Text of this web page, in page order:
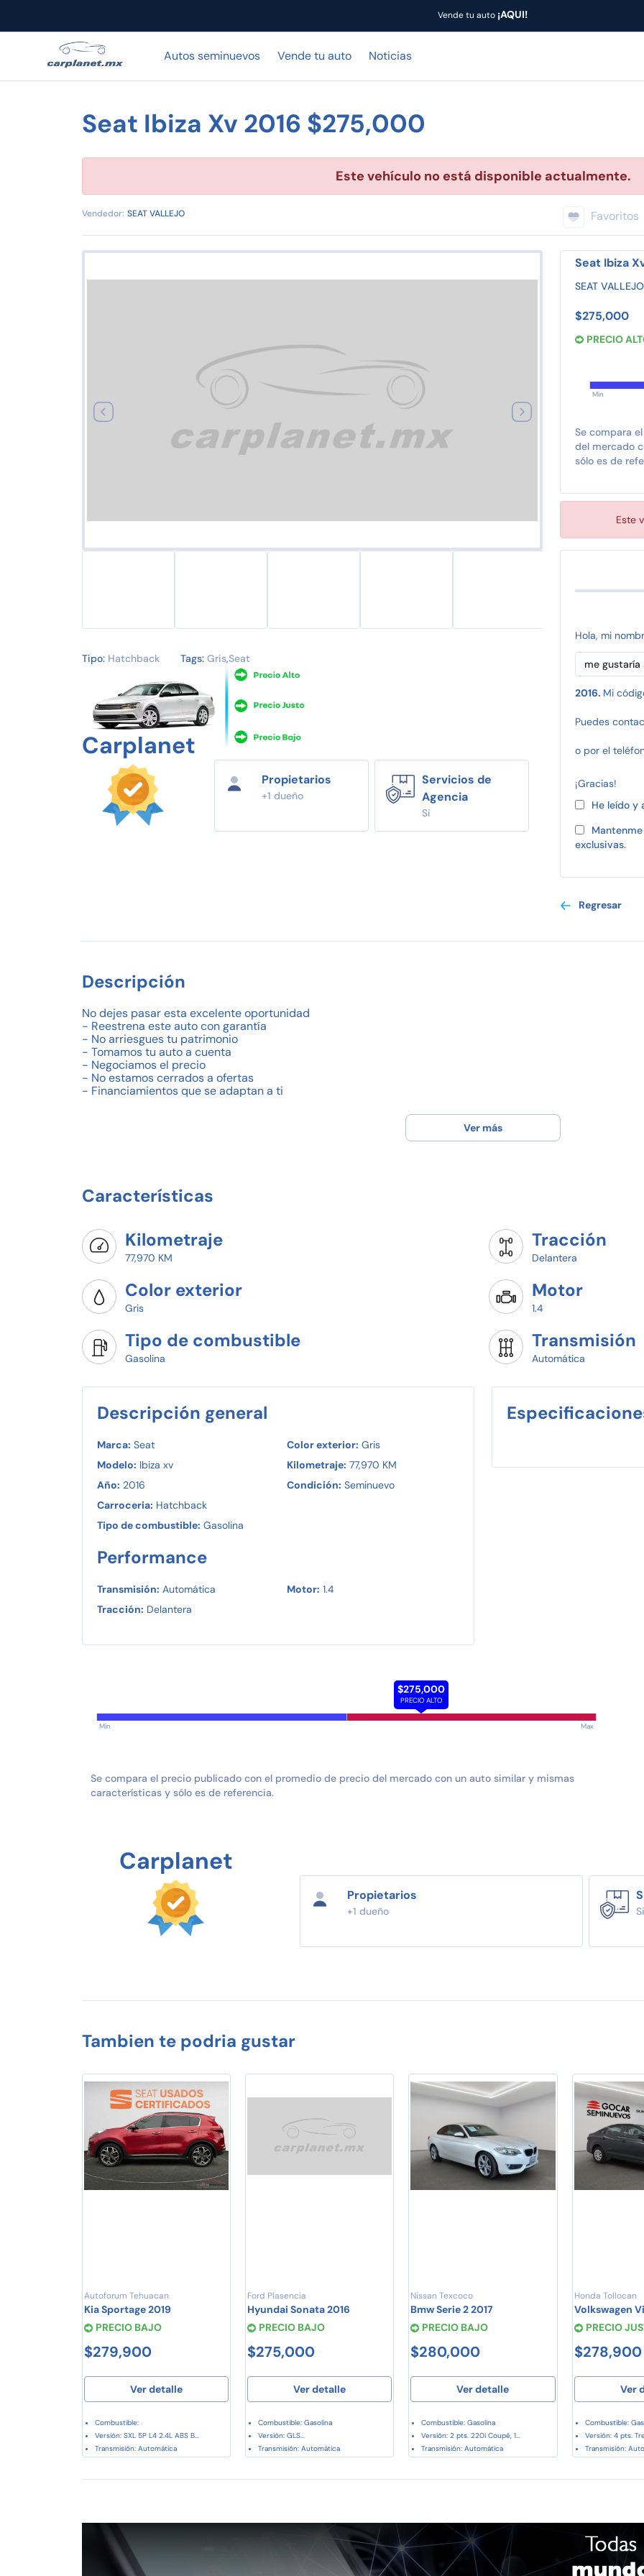
Vende tu auto¡AQUI!
Autos seminuevos Vende tu auto Noticias
Seat Ibiza Xv 2016 $275,000
Este vehículo no está disponible actualmente.
Vendedor: SEAT VALLEJO Favoritos
Tipo: Hatchback Tags: Gris,Seat
Carplanet
Propietarios
+1 dueño
Servicios de
Agencia
Si
Seat Ibiza
SEAT VALLEJO
$275,000
PRECIO
Min
Se compara
del mercado
sólo es de
Este
Hola, mi
2016. Mi
Puedes
o por el
¡Gracias!
He leído
exclusivas.
Regresar
Descripción
No dejes pasar esta excelente oportunidad
- Reestrena este auto con garantía
- No arriesgues tu patrimonio
- Tomamos tu auto a cuenta
- Negociamos el precio
- No estamos cerrados a ofertas
- Financiamientos que se adaptan a ti
Ver más
Características
Kilometraje
77,970 KM
Tracción
Delantera
Color exterior
Gris
Motor
1.4
Tipo de combustible
Gasolina
Transmisión
Automática
Descripción general
Marca: Seat
Modelo: Ibiza xv
Año: 2016
Carroceria: Hatchback
Tipo de combustible: Gasolina
Color exterior: Gris
Kilometraje: 77,970 KM
Condición: Seminuevo
Performance
Transmisión: Automática
Tracción: Delantera
Motor: 1.4
$275,000
PRECIO ALTO
Min Max
Se compara el precio publicado con el promedio de precio del mercado con un auto similar y mismas
características y sólo es de referencia.
Carplanet
Propietarios
+1 dueño Si
Tambien te podria gustar
Autoforum Tehuacan
Kia Sportage 2019
PRECIO BAJO
$279,900
Ver detalle
Combustible:
Versión: SXL 5P L4 2.4L ABS B...
Transmisión: Automática
Ford Plasencia
Hyundai Sonata 2016
PRECIO BAJO
$275,000
Ver detalle
Combustible: Gasolina
Versión: GLS...
Transmisión: Automática
Nissan Texcoco
Bmw Serie 2 2017
PRECIO BAJO
$280,000
Ver detalle
Combustible: Gasolina
Versión: 2 pts. 220i Coupé, 1...
Transmisión: Automática
Honda Tollocan
Volkswagen
PRECIO
$278,900
Ver
Combustible:
Versión: 4 pts.
Transmisión: